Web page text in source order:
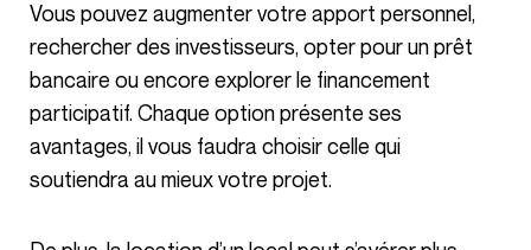
Vous pouvez augmenter votre apport personnel,
rechercher des investisseurs, opter pour un prêt
bancaire ou encore explorer le financement
participatif. Chaque option présente ses
avantages, il vous faudra choisir celle qui
soutiendra au mieux votre projet.